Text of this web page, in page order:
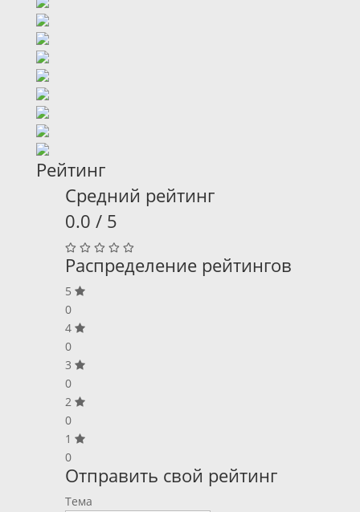
Рейтинг
Средний рейтинг
0.0 / 5
Распределение рейтингов
5
0
4
0
3
0
2
0
1
0
Отправить свой рейтинг
Тема